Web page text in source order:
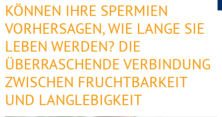
KÖNNEN IHRE SPERMIEN
VORHERSAGEN, WIE LANGE SIE
LEBEN WERDEN? DIE
ÜBERRASCHENDE VERBINDUNG
ZWISCHEN FRUCHTBARKEIT
UND LANGLEBIGKEIT